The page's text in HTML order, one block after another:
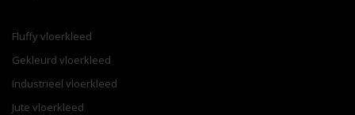
Fluffy vloerkleed
Gekleurd vloerkleed
Industrieel vloerkleed
Jute vloerkleed